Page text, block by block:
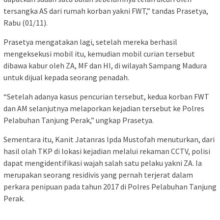
tersangka AS dari rumah korban yakni FWT,” tandas Prasetya,
Rabu (01/11).
Prasetya mengatakan lagi, setelah mereka berhasil
mengeksekusi mobil itu, kemudian mobil curian tersebut
dibawa kabur oleh ZA, MF dan HI, di wilayah Sampang Madura
untuk dijual kepada seorang penadah.
“Setelah adanya kasus pencurian tersebut, kedua korban FWT
dan AM selanjutnya melaporkan kejadian tersebut ke Polres
Pelabuhan Tanjung Perak,” ungkap Prasetya.
Sementara itu, Kanit Jatanras Ipda Mustofah menuturkan, dari
hasil olah TKP di lokasi kejadian melalui rekaman CCTV, polisi
dapat mengidentifikasi wajah salah satu pelaku yakni ZA. Ia
merupakan seorang residivis yang pernah terjerat dalam
perkara penipuan pada tahun 2017 di Polres Pelabuhan Tanjung
Perak.